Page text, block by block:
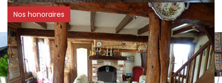
Nos honoraires